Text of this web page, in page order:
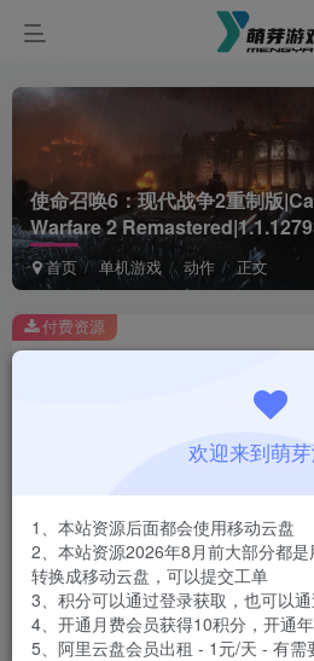
使命召唤6：现代战争2重制版
Warfare 2
首页 单机游戏 动作 正文
此内容为付费资源，请付费后查看
￥1
免费
安装包大小
游戏本体大小
付费资源
欢迎来到萌
1、本站资源后面都会使用移动云盘
2、本站资源2026年8月前大部分都
转换成移动云盘，可以提交工单
3、积分可以通过登录获取，也可以
4、开通月费会员获得10积分，开通
5、阿里云盘会员出租 - 1元/天 - 有